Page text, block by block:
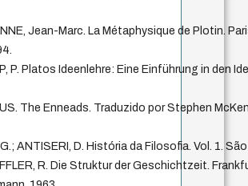
Jean-Marc. La Métaphysique de Plotin.
P. Platos Ideenlehre: Eine Einführung in den
The Enneads. Traduzido por Stephen
G.; ANTISERI, D. História da Filosofia. Vol. 1.
R. Die Struktur der Geschichtzeit.